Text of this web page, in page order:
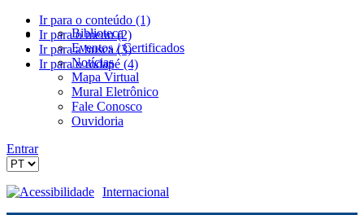
Ir para o conteúdo (1)
Ir para o menu (2)
Ir para a busca (3)
Ir para o rodapé (4)
Biblioteca
Eventos / Certificados
Notícias
Mapa Virtual
Mural Eletrônico
Fale Conosco
Ouvidoria
Entrar
Acessibilidade Internacional